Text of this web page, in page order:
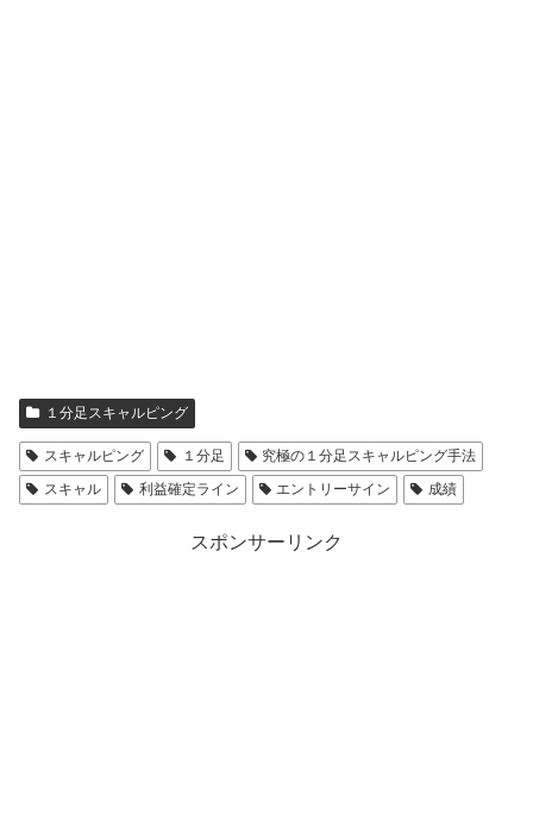
１分足スキャルピング
スキャルピング １分足
究極の１分足スキャルピング手法
スキャル
利益確定ライン エントリーサイン 成績
スポンサーリンク